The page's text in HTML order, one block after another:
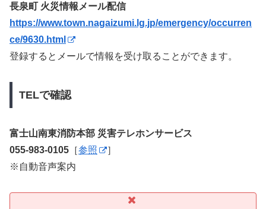
長泉町 火災情報メール配信
https://www.town.nagaizumi.lg.jp/emergency/occurren
ce/9630.html
登録するとメールで情報を受け取ることができます。
TELで確認
富士山南東消防本部 災害テレホンサービス
055-983-0105 ［参照
］
※自動音声案内